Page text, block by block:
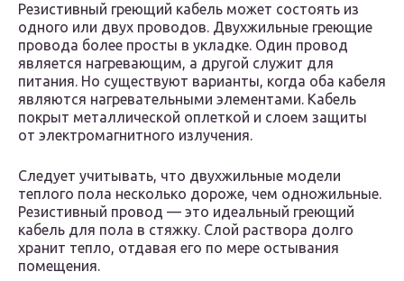
Резистивный греющий кабель может состоять из
одного или двух проводов. Двухжильные греющие
провода более просты в укладке. Один провод
является нагревающим, а другой служит для
питания. Но существуют варианты, когда оба кабеля
являются нагревательными элементами. Кабель
покрыт металлической оплеткой и слоем защиты
от электромагнитного излучения.
Следует учитывать, что двухжильные модели
теплого пола несколько дороже, чем одножильные.
Резистивный провод — это идеальный греющий
кабель для пола в стяжку. Слой раствора долго
хранит тепло, отдавая его по мере остывания
помещения.